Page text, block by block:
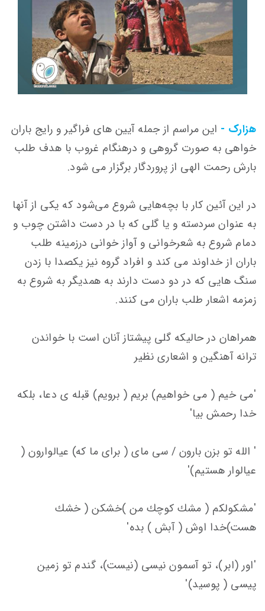
هزارک - این مراسم از جمله آیین های فراگیر و رایج باران
خواهی به صورت گروهی و درهنگام غروب با هدف طلب
بارش رحمت الهی از پروردگار برگزار می شود.
در این آئین كار با بچه‌هایی شروع می‌شود كه یكی از آنها
به عنوان سردسته و یا گلی كه با در دست داشتن چوب و
دمام شروع به شعرخوانی و آواز خوانی درزمینه طلب
باران از خداوند می كند و افراد گروه نیز یكصدا با زدن
سنگ هایی كه در دو دست دارند به همدیگر به شروع به
زمزمه اشعار طلب باران می كنند.
همراهان در حالیكه گلی پیشتاز آنان است با خواندن
ترانه آهنگین و اشعاری نظیر
'می خیم ( می خواهیم) بریم ( برویم) قبله ی دعا، بلكه
خدا رحمش بیا'
' الله تو بزن بارون / سی مای ( برای ما كه) عیالوارون (
عیالوار هستیم)'
'مشكولكم ( مشك كوچك من )خشكن ( خشك
هست)خدا اوش ( آبش ) بده'
'اور (ابر)، تو آسمون نیسی (نیست)، گندم تو زمین
پیسی ( پوسید)'